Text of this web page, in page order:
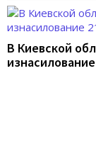
В Киевской